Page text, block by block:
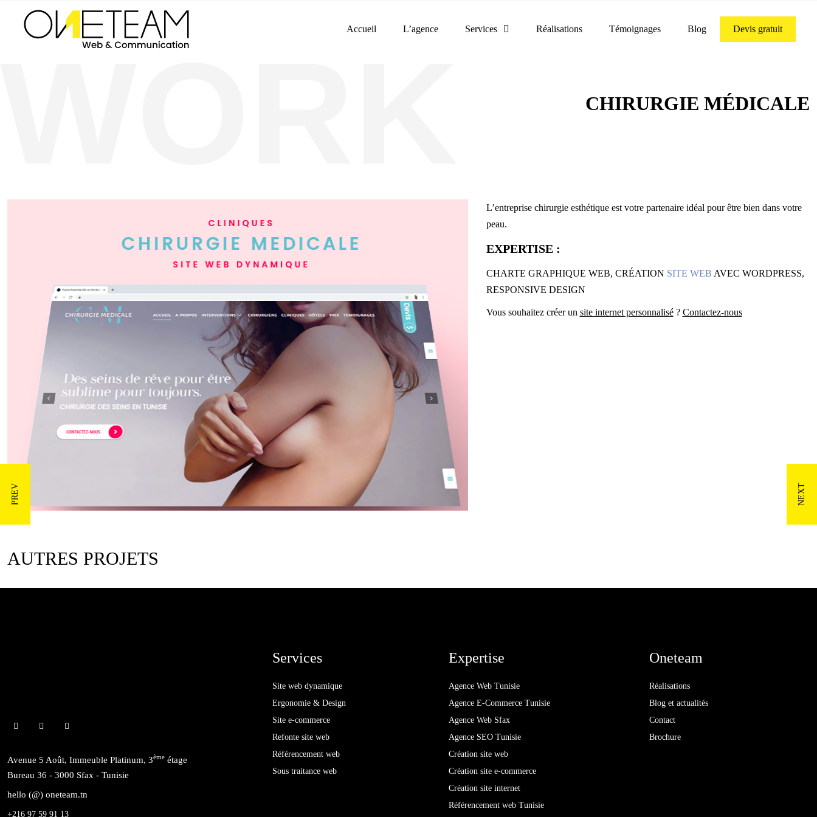
Accueil L’agence Services Réalisations Témoignages Blog Devis gratuit
CHIRURGIE MÉDICALE
L’entreprise chirurgie esthétique est votre partenaire idéal pour être bien dans votre
peau.
EXPERTISE :
CHARTE GRAPHIQUE WEB, CRÉATION SITE WEB AVEC WORDPRESS,
RESPONSIVE DESIGN
Vous souhaitez créer un site internet personnalisé? Contactez-nous
AUTRES PROJETS
Avenue 5 Août, Immeuble Platinum, 3ème étage
Bureau 36 - 3000 Sfax - Tunisie
hello (@) oneteam.tn
+216 97 59 91 13
Services
Site web dynamique
Ergonomie & Design
Site e-commerce
Refonte site web
Référencement web
Sous traitance web
Expertise
Agence Web Tunisie
Agence E-Commerce Tunisie
Agence Web Sfax
Agence SEO Tunisie
Création site web
Création site e-commerce
Création site internet
Référencement web Tunisie
Oneteam
Réalisations
Blog et actualités
Contact
Brochure